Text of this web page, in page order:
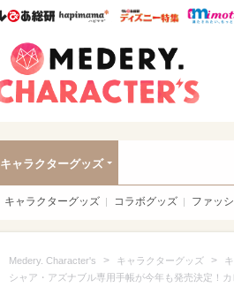
ウレぴあ総研ハピママ*
ウレぴ
キャラクターグッズ
キャラクターグッズ コラボグッズ ファッ
Medery. Character's > キャラクターグッズ >
シャア・アズナブル専用手帳が今年も発売決定！